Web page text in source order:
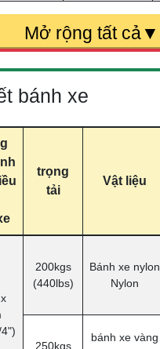
bánh xe
trọng
tải
Vật liệu
200kgs
(440lbs)
Bánh xe nylon
Nylon
250kgs
bánh xe vàng